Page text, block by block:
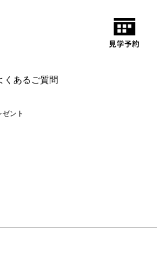
くあるご質問
ント